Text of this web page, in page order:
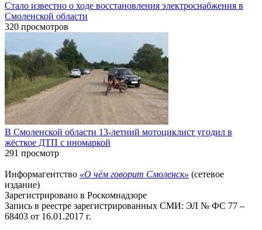
Стало известно о ходе восстановления электроснабжения в
Смоленской области
320 просмотров
В Смоленской области 13-летний мотоциклист угодил в
жёсткое ДТП с иномаркой
291 просмотр
Информагентство «О чём говорит Смоленск» (сетевое
издание)
Зарегистрировано в Роскомнадзоре
Запись в реестре зарегистрированных СМИ: ЭЛ № ФС 77 –
68403 от 16.01.2017 г.